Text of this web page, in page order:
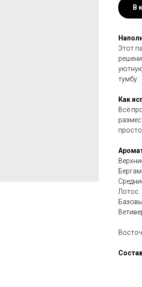
В
Этот
тумбу.
Как
Всё
Лотос.